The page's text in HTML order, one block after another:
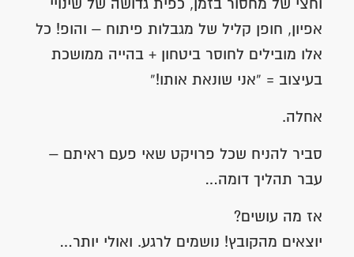
וחצי של מחסור בזמן, כפית גדושה של שינויי
אפיון, חופן קליל של מגבלות פיתוח – והופ! כל
אלו מובילים לחוסר ביטחון + בהייה ממושכת
בעיצוב = “אני שונאת אותו!”
אחלה.
סביר להניח שכל פרויקט שאי פעם ראיתם –
עבר תהליך דומה…
אז מה עושים?
יוצאים מהקובץ! נושמים לרגע. ואולי יותר…